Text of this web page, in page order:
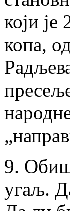
који
копа,
9.
угаљ.